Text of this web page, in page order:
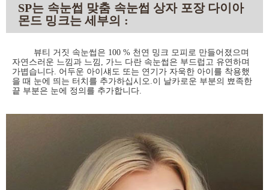
SP는 속눈썹 맞춤 속눈썹 상자 포장 다이아
몬드 밍크는 세부의 :
뷰티 거짓 속눈썹은 100 % 천연 밍크 모피로 만들어졌으며
자연스러운 느낌과 느낌, 가느 다란 속눈썹은 부드럽고 유연하며
가볍습니다. 어두운 아이섀도 또는 연기가 자욱한 아이를 착용했
을 때 눈에 띄는 터치를 추가하십시오.이 날카로운 부분의 뾰족한
끝 부분은 눈에 정의를 추가합니다.